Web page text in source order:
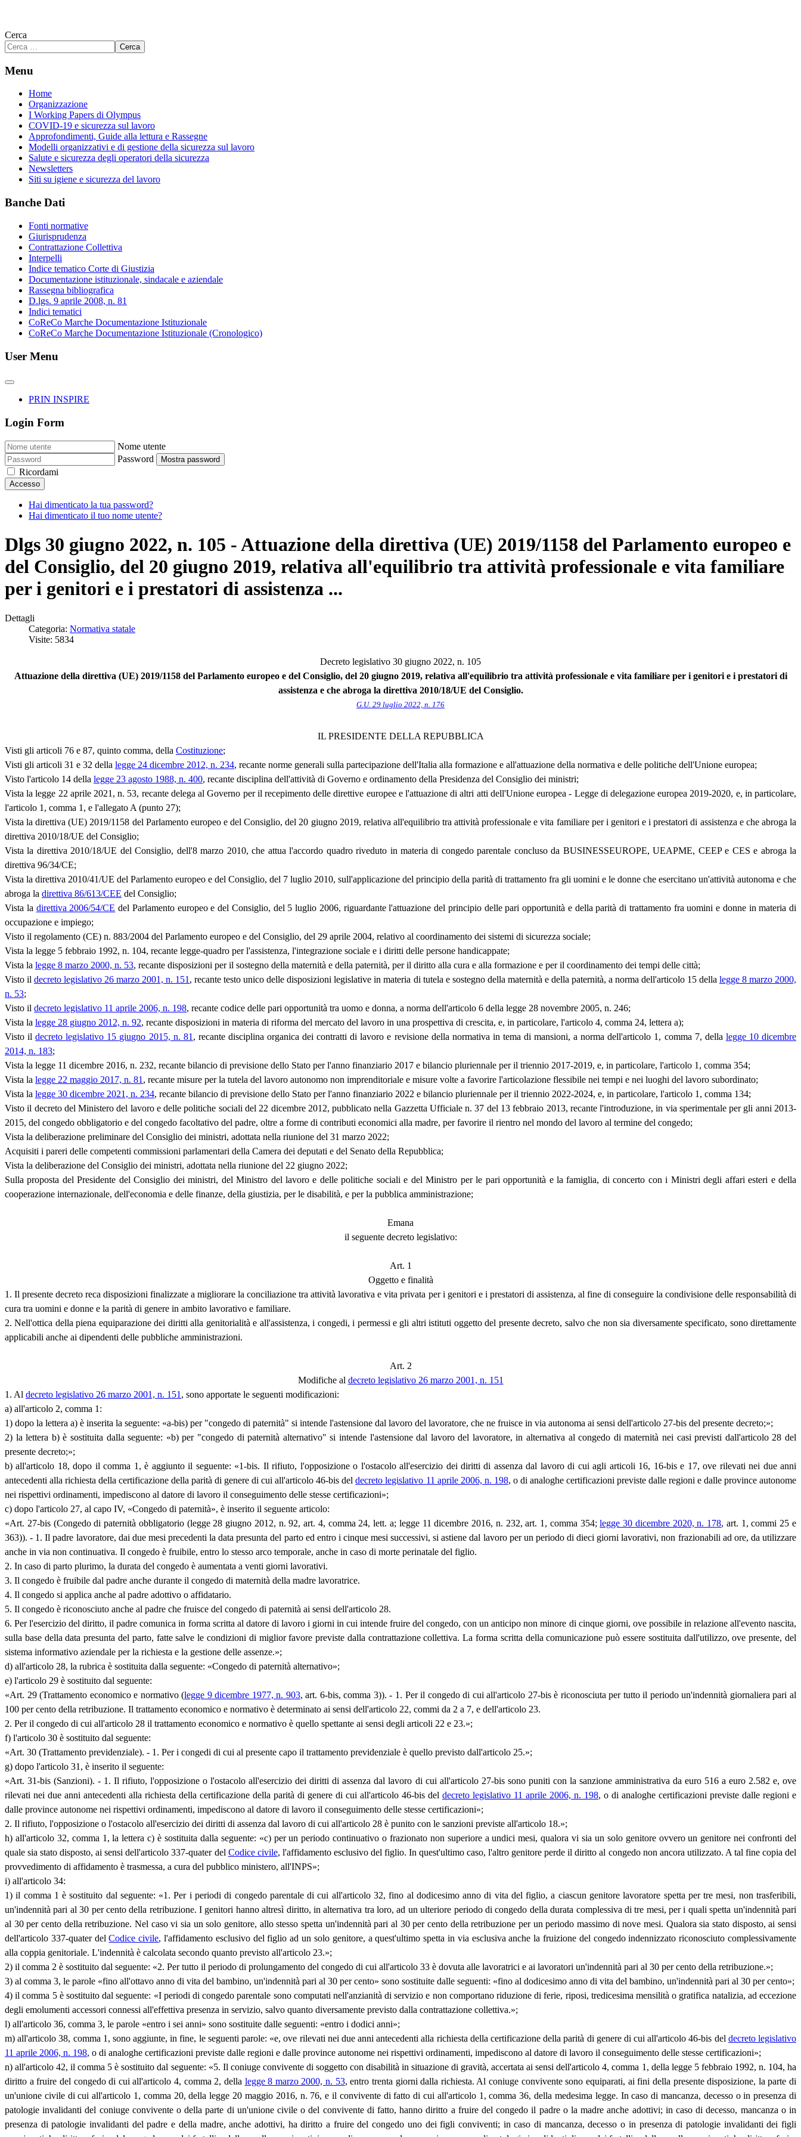
Cerca
Cerca
Menu
Home
Organizzazione
I Working Papers di Olympus
COVID-19 e sicurezza sul lavoro
Approfondimenti, Guide alla lettura e Rassegne
Modelli organizzativi e di gestione della sicurezza sul lavoro
Salute e sicurezza degli operatori della sicurezza
Newsletters
Siti su igiene e sicurezza del lavoro
Banche Dati
Fonti normative
Giurisprudenza
Contrattazione Collettiva
Interpelli
Indice tematico Corte di Giustizia
Documentazione istituzionale, sindacale e aziendale
Rassegna bibliografica
D.lgs. 9 aprile 2008, n. 81
Indici tematici
CoReCo Marche Documentazione Istituzionale
CoReCo Marche Documentazione Istituzionale (Cronologico)
User Menu
PRIN INSPIRE
Login Form
Nome utente
Password
Mostra password
Ricordami
Accesso
Hai dimenticato la tua password?
Hai dimenticato il tuo nome utente?
Dlgs 30 giugno 2022, n. 105 - Attuazione della direttiva (UE) 2019/1158 del Parlamento europeo e
del Consiglio, del 20 giugno 2019, relativa all'equilibrio tra attività professionale e vita familiare
per i genitori e i prestatori di assistenza ...
Dettagli
Categoria: Normativa statale
Visite: 5834
Decreto legislativo 30 giugno 2022, n. 105
Attuazione della direttiva (UE) 2019/1158 del Parlamento europeo e del Consiglio, del 20 giugno 2019, relativa all'equilibrio tra attività professionale e vita familiare per i genitori e i prestatori di
assistenza e che abroga la direttiva 2010/18/UE del Consiglio.
G.U. 29 luglio 2022, n. 176
IL PRESIDENTE DELLA REPUBBLICA
Visti gli articoli 76 e 87, quinto comma, della Costituzione;
Visti gli articoli 31 e 32 della legge 24 dicembre 2012, n. 234, recante norme generali sulla partecipazione dell'Italia alla formazione e all'attuazione della normativa e delle politiche dell'Unione europea;
Visto l'articolo 14 della legge 23 agosto 1988, n. 400, recante disciplina dell'attività di Governo e ordinamento della Presidenza del Consiglio dei ministri;
Vista la legge 22 aprile 2021, n. 53, recante delega al Governo per il recepimento delle direttive europee e l'attuazione di altri atti dell'Unione europea - Legge di delegazione europea 2019-2020, e, in particolare,
l'articolo 1, comma 1, e l'allegato A (punto 27);
Vista la direttiva (UE) 2019/1158 del Parlamento europeo e del Consiglio, del 20 giugno 2019, relativa all'equilibrio tra attività professionale e vita familiare per i genitori e i prestatori di assistenza e che abroga la
direttiva 2010/18/UE del Consiglio;
Vista la direttiva 2010/18/UE del Consiglio, dell'8 marzo 2010, che attua l'accordo quadro riveduto in materia di congedo parentale concluso da BUSINESSEUROPE, UEAPME, CEEP e CES e abroga la
direttiva 96/34/CE;
Vista la direttiva 2010/41/UE del Parlamento europeo e del Consiglio, del 7 luglio 2010, sull'applicazione del principio della parità di trattamento fra gli uomini e le donne che esercitano un'attività autonoma e che
abroga la direttiva 86/613/CEE del Consiglio;
Vista la direttiva 2006/54/CE del Parlamento europeo e del Consiglio, del 5 luglio 2006, riguardante l'attuazione del principio delle pari opportunità e della parità di trattamento fra uomini e donne in materia di
occupazione e impiego;
Visto il regolamento (CE) n. 883/2004 del Parlamento europeo e del Consiglio, del 29 aprile 2004, relativo al coordinamento dei sistemi di sicurezza sociale;
Vista la legge 5 febbraio 1992, n. 104, recante legge-quadro per l'assistenza, l'integrazione sociale e i diritti delle persone handicappate;
Vista la legge 8 marzo 2000, n. 53, recante disposizioni per il sostegno della maternità e della paternità, per il diritto alla cura e alla formazione e per il coordinamento dei tempi delle città;
Visto ildecreto legislativo 26 marzo 2001, n. 151 , recante testo unico delle disposizioni legislative in materia di tutela e sostegno della maternità e della paternità, a norma dell'articolo 15 della legge 8 marzo 2000,
n. 53;
Visto il decreto legislativo 11 aprile 2006, n. 198, recante codice delle pari opportunità tra uomo e donna, a norma dell'articolo 6 della legge 28 novembre 2005, n. 246;
Vista la legge 28 giugno 2012, n. 92, recante disposizioni in materia di riforma del mercato del lavoro in una prospettiva di crescita, e, in particolare, l'articolo 4, comma 24, lettera a);
Visto ildecreto legislativo 15 giugno 2015, n. 81 , recante disciplina organica dei contratti di lavoro e revisione della normativa in tema di mansioni, a norma dell'articolo 1, comma 7, della legge 10 dicembre
2014, n. 183;
Vista la legge 11 dicembre 2016, n. 232, recante bilancio di previsione dello Stato per l'anno finanziario 2017 e bilancio pluriennale per il triennio 2017-2019, e, in particolare, l'articolo 1, comma 354;
Vista la legge 22 maggio 2017, n. 81 , recante misure per la tutela del lavoro autonomo non imprenditoriale e misure volte a favorire l'articolazione flessibile nei tempi e nei luoghi del lavoro subordinato;
Vista la legge 30 dicembre 2021, n. 234, recante bilancio di previsione dello Stato per l'anno finanziario 2022 e bilancio pluriennale per il triennio 2022-2024, e, in particolare, l'articolo 1, comma 134;
Visto il decreto del Ministero del lavoro e delle politiche sociali del 22 dicembre 2012, pubblicato nella Gazzetta Ufficiale n. 37 del 13 febbraio 2013, recante l'introduzione, in via sperimentale per gli anni 2013-
2015, del congedo obbligatorio e del congedo facoltativo del padre, oltre a forme di contributi economici alla madre, per favorire il rientro nel mondo del lavoro al termine del congedo;
Vista la deliberazione preliminare del Consiglio dei ministri, adottata nella riunione del 31 marzo 2022;
Acquisiti i pareri delle competenti commissioni parlamentari della Camera dei deputati e del Senato della Repubblica;
Vista la deliberazione del Consiglio dei ministri, adottata nella riunione del 22 giugno 2022;
Sulla proposta del Presidente del Consiglio dei ministri, del Ministro del lavoro e delle politiche sociali e del Ministro per le pari opportunità e la famiglia, di concerto con i Ministri degli affari esteri e della
cooperazione internazionale, dell'economia e delle finanze, della giustizia, per le disabilità, e per la pubblica amministrazione;
Emana
il seguente decreto legislativo:
Art. 1
Oggetto e finalità
1. Il presente decreto reca disposizioni finalizzate a migliorare la conciliazione tra attività lavorativa e vita privata per i genitori e i prestatori di assistenza, al fine di conseguire la condivisione delle responsabilità di
cura tra uomini e donne e la parità di genere in ambito lavorativo e familiare.
2. Nell'ottica della piena equiparazione dei diritti alla genitorialità e all'assistenza, i congedi, i permessi e gli altri istituti oggetto del presente decreto, salvo che non sia diversamente specificato, sono direttamente
applicabili anche ai dipendenti delle pubbliche amministrazioni.
Art. 2
Modifiche al decreto legislativo 26 marzo 2001, n. 151
1. Al decreto legislativo 26 marzo 2001, n. 151 , sono apportate le seguenti modificazioni:
a) all'articolo 2, comma 1:
1) dopo la lettera a) è inserita la seguente: «a-bis) per "congedo di paternità" si intende l'astensione dal lavoro del lavoratore, che ne fruisce in via autonoma ai sensi dell'articolo 27-bis del presente decreto;»;
2) la lettera b) è sostituita dalla seguente: «b) per "congedo di paternità alternativo" si intende l'astensione dal lavoro del lavoratore, in alternativa al congedo di maternità nei casi previsti dall'articolo 28 del
presente decreto;»;
b) all'articolo 18, dopo il comma 1, è aggiunto il seguente: «1-bis. Il rifiuto, l'opposizione o l'ostacolo all'esercizio dei diritti di assenza dal lavoro di cui agli articoli 16, 16-bis e 17, ove rilevati nei due anni
antecedenti alla richiesta della certificazione della parità di genere di cui all'articolo 46-bis deldecreto legislativo 11 aprile 2006, n. 198, o di analoghe certificazioni previste dalle regioni e dalle province autonome
nei rispettivi ordinamenti, impediscono al datore di lavoro il conseguimento delle stesse certificazioni»;
c) dopo l'articolo 27, al capo IV, «Congedo di paternità», è inserito il seguente articolo:
«Art. 27-bis (Congedo di paternità obbligatorio (legge 28 giugno 2012, n. 92, art. 4, comma 24, lett. a; legge 11 dicembre 2016, n. 232, art. 1, comma 354;legge 30 dicembre 2020, n. 178, art. 1, commi 25 e
363)). - 1. Il padre lavoratore, dai due mesi precedenti la data presunta del parto ed entro i cinque mesi successivi, si astiene dal lavoro per un periodo di dieci giorni lavorativi, non frazionabili ad ore, da utilizzare
anche in via non continuativa. Il congedo è fruibile, entro lo stesso arco temporale, anche in caso di morte perinatale del figlio.
2. In caso di parto plurimo, la durata del congedo è aumentata a venti giorni lavorativi.
3. Il congedo è fruibile dal padre anche durante il congedo di maternità della madre lavoratrice.
4. Il congedo si applica anche al padre adottivo o affidatario.
5. Il congedo è riconosciuto anche al padre che fruisce del congedo di paternità ai sensi dell'articolo 28.
6. Per l'esercizio del diritto, il padre comunica in forma scritta al datore di lavoro i giorni in cui intende fruire del congedo, con un anticipo non minore di cinque giorni, ove possibile in relazione all'evento nascita,
sulla base della data presunta del parto, fatte salve le condizioni di miglior favore previste dalla contrattazione collettiva. La forma scritta della comunicazione può essere sostituita dall'utilizzo, ove presente, del
sistema informativo aziendale per la richiesta e la gestione delle assenze.»;
d) all'articolo 28, la rubrica è sostituita dalla seguente: «Congedo di paternità alternativo»;
e) l'articolo 29 è sostituito dal seguente:
«Art. 29 (Trattamento economico e normativo (legge 9 dicembre 1977, n. 903, art. 6-bis, comma 3)). - 1. Per il congedo di cui all'articolo 27-bis è riconosciuta per tutto il periodo un'indennità giornaliera pari al
100 per cento della retribuzione. Il trattamento economico e normativo è determinato ai sensi dell'articolo 22, commi da 2 a 7, e dell'articolo 23.
2. Per il congedo di cui all'articolo 28 il trattamento economico e normativo è quello spettante ai sensi degli articoli 22 e 23.»;
f) l'articolo 30 è sostituito dal seguente:
«Art. 30 (Trattamento previdenziale). - 1. Per i congedi di cui al presente capo il trattamento previdenziale è quello previsto dall'articolo 25.»;
g) dopo l'articolo 31, è inserito il seguente:
«Art. 31-bis (Sanzioni). - 1. Il rifiuto, l'opposizione o l'ostacolo all'esercizio dei diritti di assenza dal lavoro di cui all'articolo 27-bis sono puniti con la sanzione amministrativa da euro 516 a euro 2.582 e, ove
rilevati nei due anni antecedenti alla richiesta della certificazione della parità di genere di cui all'articolo 46-bis del decreto legislativo 11 aprile 2006, n. 198, o di analoghe certificazioni previste dalle regioni e
dalle province autonome nei rispettivi ordinamenti, impediscono al datore di lavoro il conseguimento delle stesse certificazioni»;
2. Il rifiuto, l'opposizione o l'ostacolo all'esercizio dei diritti di assenza dal lavoro di cui all'articolo 28 è punito con le sanzioni previste all'articolo 18.»;
h) all'articolo 32, comma 1, la lettera c) è sostituita dalla seguente: «c) per un periodo continuativo o frazionato non superiore a undici mesi, qualora vi sia un solo genitore ovvero un genitore nei confronti del
quale sia stato disposto, ai sensi dell'articolo 337-quater del Codice civile, l'affidamento esclusivo del figlio. In quest'ultimo caso, l'altro genitore perde il diritto al congedo non ancora utilizzato. A tal fine copia del
provvedimento di affidamento è trasmessa, a cura del pubblico ministero, all'INPS»;
i) all'articolo 34:
1) il comma 1 è sostituito dal seguente: «1. Per i periodi di congedo parentale di cui all'articolo 32, fino al dodicesimo anno di vita del figlio, a ciascun genitore lavoratore spetta per tre mesi, non trasferibili,
un'indennità pari al 30 per cento della retribuzione. I genitori hanno altresì diritto, in alternativa tra loro, ad un ulteriore periodo di congedo della durata complessiva di tre mesi, per i quali spetta un'indennità pari
al 30 per cento della retribuzione. Nel caso vi sia un solo genitore, allo stesso spetta un'indennità pari al 30 per cento della retribuzione per un periodo massimo di nove mesi. Qualora sia stato disposto, ai sensi
dell'articolo 337-quater delCodice civile, l'affidamento esclusivo del figlio ad un solo genitore, a quest'ultimo spetta in via esclusiva anche la fruizione del congedo indennizzato riconosciuto complessivamente
alla coppia genitoriale. L'indennità è calcolata secondo quanto previsto all'articolo 23.»;
2) il comma 2 è sostituito dal seguente: «2. Per tutto il periodo di prolungamento del congedo di cui all'articolo 33 è dovuta alle lavoratrici e ai lavoratori un'indennità pari al 30 per cento della retribuzione.»;
3) al comma 3, le parole «fino all'ottavo anno di vita del bambino, un'indennità pari al 30 per cento» sono sostituite dalle seguenti: «fino al dodicesimo anno di vita del bambino, un'indennità pari al 30 per cento»;
4) il comma 5 è sostituito dal seguente: «I periodi di congedo parentale sono computati nell'anzianità di servizio e non comportano riduzione di ferie, riposi, tredicesima mensilità o gratifica natalizia, ad eccezione
degli emolumenti accessori connessi all'effettiva presenza in servizio, salvo quanto diversamente previsto dalla contrattazione collettiva.»;
l) all'articolo 36, comma 3, le parole «entro i sei anni» sono sostituite dalle seguenti: «entro i dodici anni»;
m) all'articolo 38, comma 1, sono aggiunte, in fine, le seguenti parole: «e, ove rilevati nei due anni antecedenti alla richiesta della certificazione della parità di genere di cui all'articolo 46-bis del decreto legislativo
11 aprile 2006, n. 198, o di analoghe certificazioni previste dalle regioni e dalle province autonome nei rispettivi ordinamenti, impediscono al datore di lavoro il conseguimento delle stesse certificazioni»;
n) all'articolo 42, il comma 5 è sostituito dal seguente: «5. Il coniuge convivente di soggetto con disabilità in situazione di gravità, accertata ai sensi dell'articolo 4, comma 1, della legge 5 febbraio 1992, n. 104, ha
diritto a fruire del congedo di cui all'articolo 4, comma 2, della legge 8 marzo 2000, n. 53, entro trenta giorni dalla richiesta. Al coniuge convivente sono equiparati, ai fini della presente disposizione, la parte di
un'unione civile di cui all'articolo 1, comma 20, della legge 20 maggio 2016, n. 76, e il convivente di fatto di cui all'articolo 1, comma 36, della medesima legge. In caso di mancanza, decesso o in presenza di
patologie invalidanti del coniuge convivente o della parte di un'unione civile o del convivente di fatto, hanno diritto a fruire del congedo il padre o la madre anche adottivi; in caso di decesso, mancanza o in
presenza di patologie invalidanti del padre e della madre, anche adottivi, ha diritto a fruire del congedo uno dei figli conviventi; in caso di mancanza, decesso o in presenza di patologie invalidanti dei figli